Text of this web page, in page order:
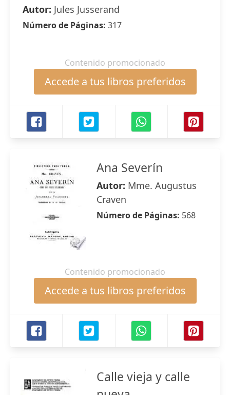
Autor: Jules Jusserand
Número de Páginas: 317
Contenido promocionado
Accede a tus libros preferidos
Ana Severín
Autor: Mme. Augustus
Craven
Número de Páginas: 568
Contenido promocionado
Accede a tus libros preferidos
Calle vieja y calle